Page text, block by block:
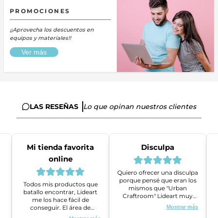
PROMOCIONES
¡¡Aprovecha los descuentos en
equipos y materiales!!
Ver más
LAS RESEÑAS Lo que opinan nuestros clientes
Mi tienda favorita
online
Todos mis productos que
batallo encontrar, Lideart
me los hace fácil de
conseguir. El área de
ventas es super amable y
Disculpa
Quiero ofrecer una disculpa
porque pensé que eran los
mismos que "Urban
Craftroom" Lideart muy
amables me ayudaron a
gestionar un problema que
Mostrar más